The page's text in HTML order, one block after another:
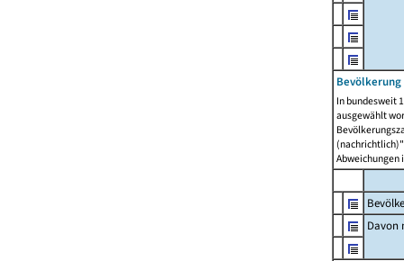
In bundesweit
ausgewählt
Abweichungen
Davon